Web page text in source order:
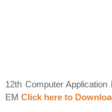
12th Computer
EM Click here to